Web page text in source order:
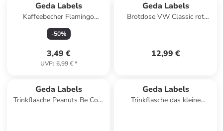
Geda Labels
Kaffeebecher Flamingo
Punkte in Türkis - 300 ml
-50%
3,49 €
UVP: 6,99 €*
Geda Labels
Brotdose VW Classic rot
12,99 €
Geda Labels
Trinkflasche Peanuts Be Cool
Geda Labels
Trinkflasche das kleine